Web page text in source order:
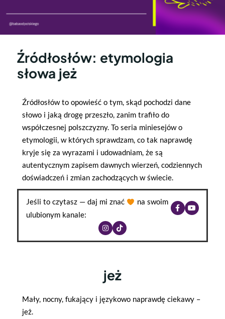
Źródłosłów: etymologia
słowa jeż
Źródłosłów to opowieść o tym, skąd pochodzi dane
słowo i jaką drogę przeszło, zanim trafiło do
współczesnej polszczyzny. To seria miniesejów o
etymologii, w których sprawdzam, co tak naprawdę
kryje się za wyrazami i udowadniam, że są
autentycznym zapisem dawnych wierzeń, codziennych
doświadczeń i zmian zachodzących w świecie.
Jeśli to czytasz — daj mi znać
na swoim
ulubionym kanale:
jeż
Mały, nocny, fukający i językowo naprawdę ciekawy –
jeż.